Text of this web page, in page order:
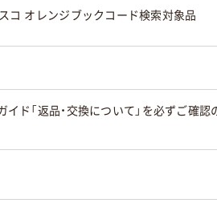
コ オレンジブックコード検索対象品
ド「返品・交換について」を必ずご確認